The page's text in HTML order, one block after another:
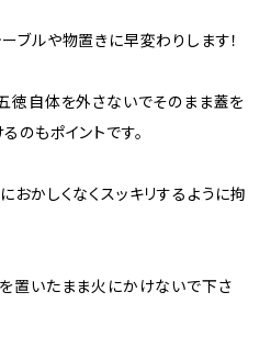
ブルや物置きに早変わりします！
徳自体を外さないでそのまま蓋を
のもポイントです。
おかしくなくスッキリするように拘
置いたまま火にかけないで下さ